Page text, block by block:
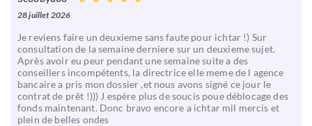
28 juillet 2026
Je reviens faire un deuxieme sans faute pour ichtar !) Sur
consultation de la semaine derniere sur un deuxieme sujet.
Après avoir eu peur pendant une semaine suite a des
conseillers incompétents, la directrice elle meme de l agence
bancaire a pris mon dossier ,et nous avons signé ce jour le
contrat de prêt !))) J espère plus de soucis poue déblocage des
fonds maintenant. Donc bravo encore a ichtar mil mercis et
plein de belles ondes